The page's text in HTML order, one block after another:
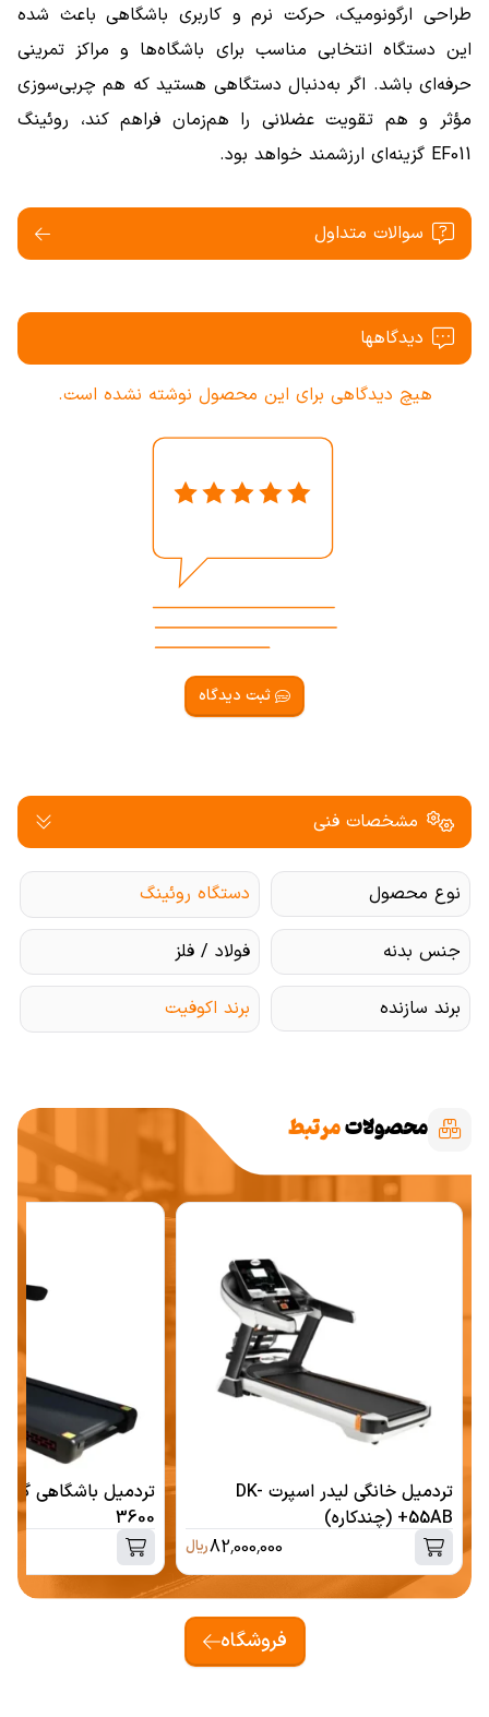
طراحی ارگونومیک، حرکت نرم و کاربری باشگاهی باعث شده
این دستگاه انتخابی مناسب برای باشگاه‌ها و مراکز تمرینی
حرفه‌ای باشد. اگر به‌دنبال دستگاهی هستید که هم چربی‌سوزی
مؤثر و هم تقویت عضلانی را هم‌زمان فراهم کند، روئینگ
EF011 گزینه‌ای ارزشمند خواهد بود.
سوالات متداول
دیدگاهها
هیچ دیدگاهی برای این محصول نوشته نشده است.
ثبت دیدگاه
مشخصات فنی
نوع محصول دستگاه روئینگ
جنس بدنه فولاد / فلز
برند سازنده برند اکوفیت
محصولاتمرتبط
تردمیل خانگی لیدر اسپرت DK-
55AB+ (چندکاره)
82,000,000ریال
3600
فروشگاه